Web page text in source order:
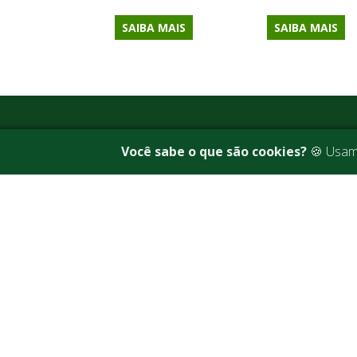
SAIBA MAIS SAIBA MAIS
Acesso rápidoVocê sabe o que são cookies? 🍪